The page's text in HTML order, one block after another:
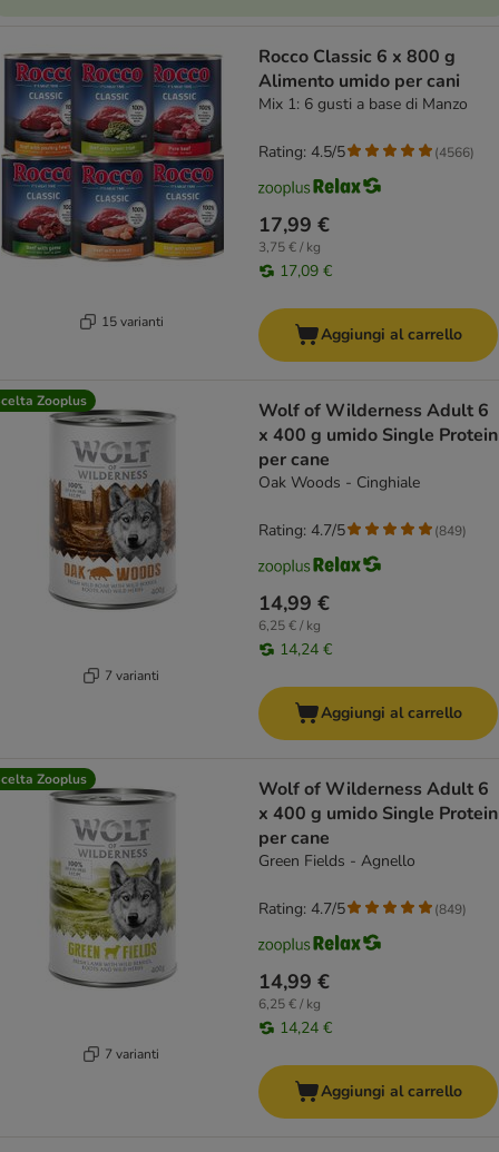
15 varianti
Rocco Classic 6 x 800 g
Alimento umido per cani
Mix 1: 6 gusti a base di Manzo
17,99 €
3,75 € / kg
17,09 €
Rating: 4.5/5 (4566)
Aggiungi al carrello
Zooplus
7 varianti
Wolf of Wilderness Adult 6
x 400 g umido Single Protein
per cane
Oak Woods - Cinghiale
14,99 €
6,25 € / kg
14,24 €
Rating: 4.7/5 (849)
Aggiungi al carrello
Zooplus
7 varianti
Wolf of Wilderness Adult 6
x 400 g umido Single Protein
per cane
Green Fields - Agnello
14,99 €
6,25 € / kg
14,24 €
Rating: 4.7/5 (849)
Aggiungi al carrello